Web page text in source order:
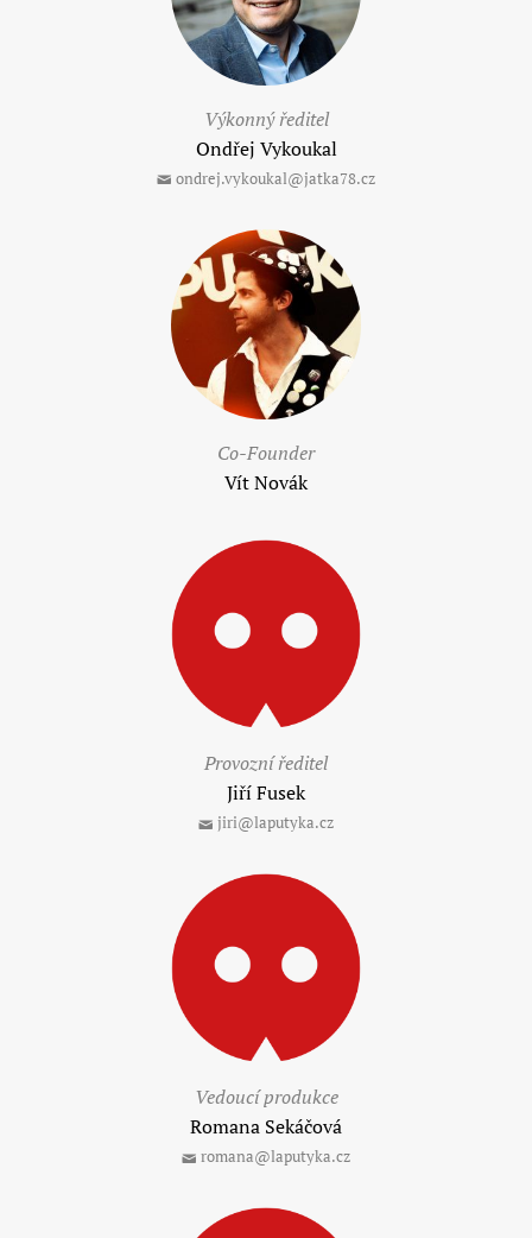
Výkonný ředitel
Ondřej Vykoukal
ondrej.vykoukal@jatka78.cz
Co-Founder
Vít Novák
Provozní ředitel
Jiří Fusek
jiri@laputyka.cz
Vedoucí produkce
Romana Sekáčová
romana@laputyka.cz